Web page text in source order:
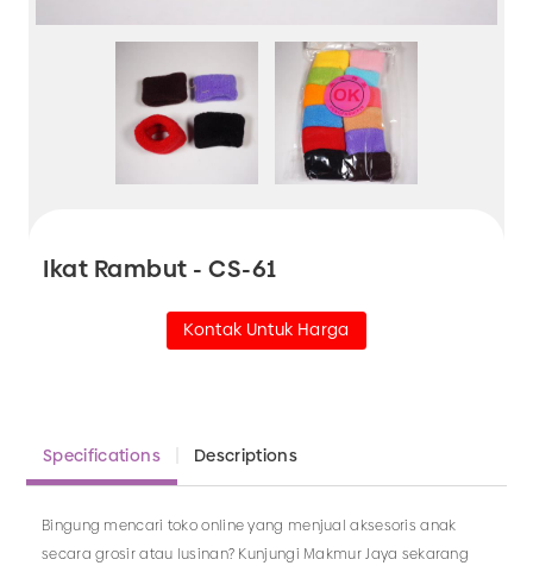
Ikat Rambut - CS-61
Kontak Untuk Harga
Specifications Descriptions
Bingung mencari toko online yang menjual aksesoris anak
secara grosir atau lusinan? Kunjungi Makmur Jaya sekarang